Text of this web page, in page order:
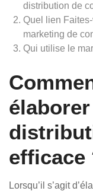
distribution de
Quel lien
marketing de
Qui utilise le
efficace
Lorsqu’il s’agit